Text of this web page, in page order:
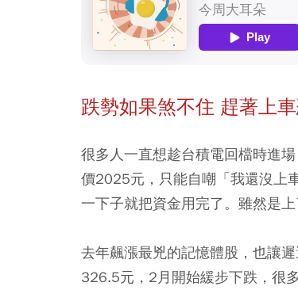
跌勢如果煞不住 趕著上
很多人一直想趁台積電回檔時進
價2025元，只能自嘲「我還沒上
一下子就把資金用完了。雖然是
去年飆漲最兇的記憶體股，也讓
326.5元，2月開始緩步下跌，很